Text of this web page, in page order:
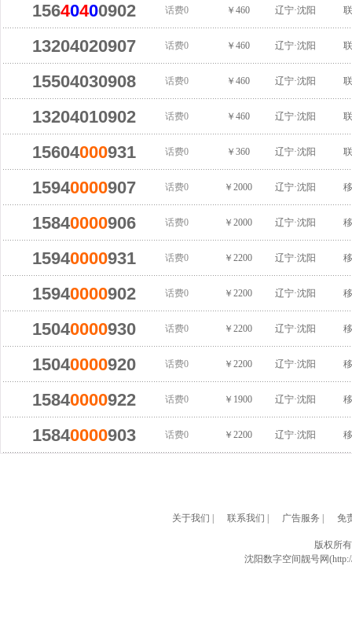
15640400902 话费0 ￥460 辽宁·沈阳
13204020907 话费0 ￥460 辽宁·沈阳
15504030908 话费0 ￥460 辽宁·沈阳
13204010902 话费0 ￥460 辽宁·沈阳
15604000931 话费0 ￥360 辽宁·沈阳
15940000907 话费0 ￥2000 辽宁·沈阳
15840000906 话费0 ￥2000 辽宁·沈阳
15940000931 话费0 ￥2200 辽宁·沈阳
15940000902 话费0 ￥2200 辽宁·沈阳
15040000930 话费0 ￥2200 辽宁·沈阳
15040000920 话费0 ￥2200 辽宁·沈阳
15840000922 话费0 ￥1900 辽宁·沈阳
15840000903 话费0 ￥2200 辽宁·沈阳
关于我们 联系我们 广告服务 免
版权所
沈阳数字空间靓号网